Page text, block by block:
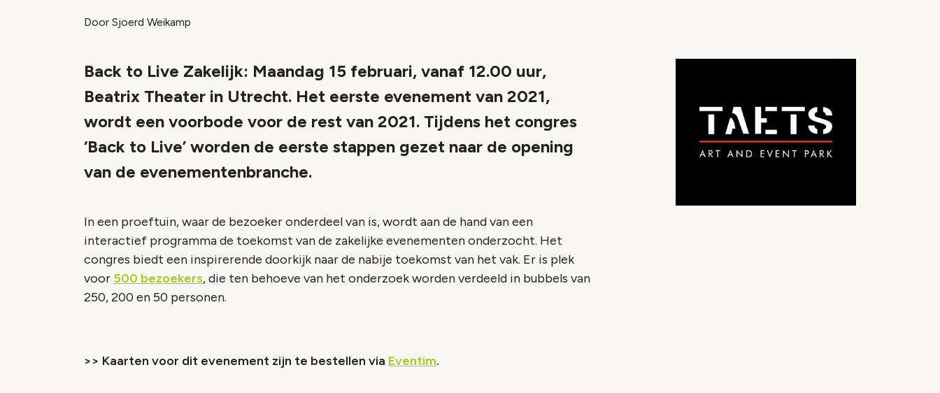
Door Sjoerd Weikamp
Back to Live Zakelijk: Maandag 15 februari, vanaf 12.00 uur,
Beatrix Theater in Utrecht. Het eerste evenement van 2021,
wordt een voorbode voor de rest van 2021. Tijdens het congres
‘Back to Live’ worden de eerste stappen gezet naar de opening
van de evenementenbranche.
In een proeftuin, waar de bezoeker onderdeel van is, wordt aan de hand van een
interactief programma de toekomst van de zakelijke evenementen onderzocht. Het
congres biedt een inspirerende doorkijk naar de nabije toekomst van het vak. Er is plek
voor 500 bezoekers, die ten behoeve van het onderzoek worden verdeeld in bubbels van
250, 200 en 50 personen.
>> Kaarten voor dit evenement zijn te bestellen via Eventim.